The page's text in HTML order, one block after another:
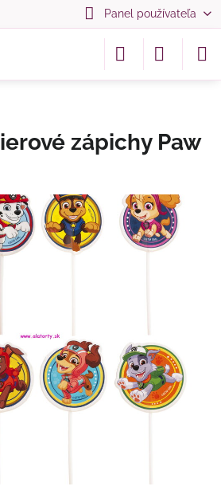
Panel používateľa
zápichy Paw